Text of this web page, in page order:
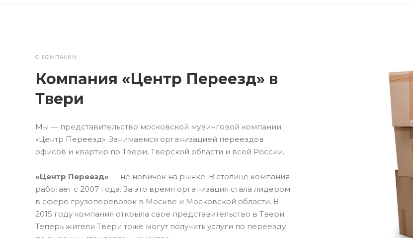
О КОМПАНИИ
Компания «Центр Переезд» в
Твери
Мы — представительство московской мувинговой компании
«Центр Переезд». Занимаемся организацией переездов
офисов и квартир по Твери, Тверской области и всей России.
«Центр Переезд» — не новичок на рынке. В столице компания
работает с 2007 года. За это время организация стала лидером
в сфере грузоперевозок в Москве и Московской области. В
2015 году компания открыла свое представительство в Твери.
Теперь жители Твери тоже могут получить услуги по переезду